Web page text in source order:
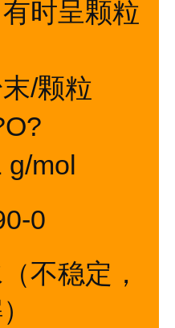
时呈颗粒
/颗粒
g/mol
0
不稳定，